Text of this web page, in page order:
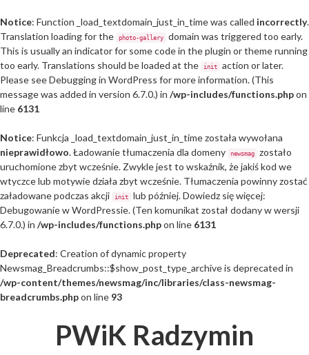
Notice: Function _load_textdomain_just_in_time was called incorrectly.
Translation loading for the
photo-gallery
domain was triggered too early.
This is usually an indicator for some code in the plugin or theme running
too early. Translations should be loaded at the
init
action or later.
Please seeDebugging in WordPress for more information. (This
message was added in version 6.7.0.) in /wp-includes/functions.phpon
line 6131
Notice: Funkcja _load_textdomain_just_in_time została wywołana
nieprawidłowo. Ładowanie tłumaczenia dla domeny newsmag
zostało
uruchomione zbyt wcześnie. Zwykle jest to wskaźnik, że jakiś kod we
wtyczce lub motywie działa zbyt wcześnie. Tłumaczenia powinny zostać
załadowane podczas akcji
init
lub później. Dowiedz się więcej:
Debugowanie w WordPressie. (Ten komunikat został dodany w wersji
6.7.0.) in /wp-includes/functions.phpon line 6131
Deprecated: Creation of dynamic property
Newsmag_Breadcrumbs::$show_post_type_archive is deprecated in
/wp-content/themes/newsmag/inc/libraries/class-newsmag-
breadcrumbs.phpon line 93
PWiK Radzymin